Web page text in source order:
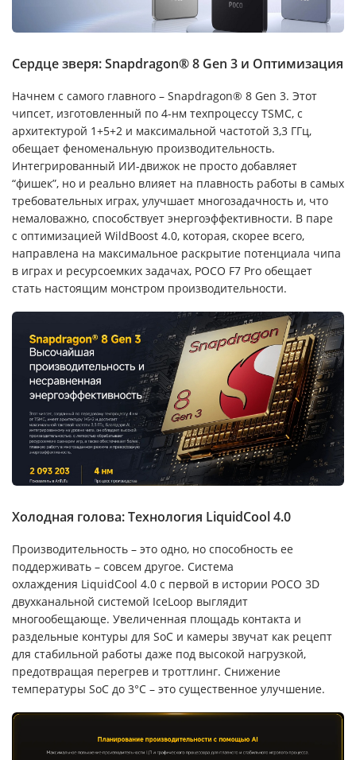
Сердце зверя: Snapdragon® 8 Gen 3 и Оптимизация
Начнем с самого главного – Snapdragon® 8 Gen 3. Этот
чипсет, изготовленный по 4-нм техпроцессу TSMC, с
архитектурой 1+5+2 и максимальной частотой 3,3 ГГц,
обещает феноменальную производительность.
Интегрированный ИИ-движок не просто добавляет
“фишек”, но и реально влияет на плавность работы в самых
требовательных играх, улучшает многозадачность и, что
немаловажно, способствует энергоэффективности. В паре
с оптимизацией WildBoost 4.0, которая, скорее всего,
направлена на максимальное раскрытие потенциала чипа
в играх и ресурсоемких задачах, POCO F7 Pro обещает
стать настоящим монстром производительности.
Холодная голова: Технология LiquidCool 4.0
Производительность – это одно, но способность ее
поддерживать – совсем другое. Система
охлаждения LiquidCool 4.0 с первой в истории POCO 3D
двухканальной системой IceLoop выглядит
многообещающе. Увеличенная площадь контакта и
раздельные контуры для SoC и камеры звучат как рецепт
для стабильной работы даже под высокой нагрузкой,
предотвращая перегрев и троттлинг. Снижение
температуры SoC до 3°C – это существенное улучшение.